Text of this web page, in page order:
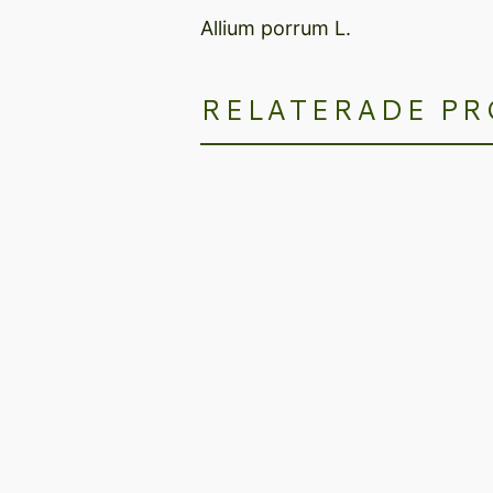
Allium porrum L.
RELATERADE